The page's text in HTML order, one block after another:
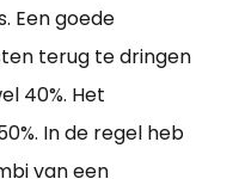
Een goede
terug te dringen
40%. Het
In de regel heb
van een